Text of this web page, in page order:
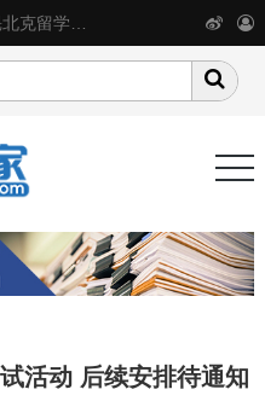
民生活信息
活动 后续安排待通知